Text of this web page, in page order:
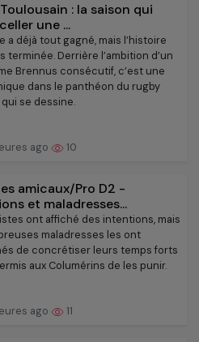
: la saison qui
une ...
a déjà tout gagné, mais l’histoire
terminée. Derrière l’ambition d’un
Brennus consécutif, c’est une
dans le panthéon du rugby
se dessine.
ago 10
amicaux/Pro D2 -
et maladresses...
ont affiché des intentions, mais
maladresses les ont
de concrétiser leurs temps forts
aux Columérins de les punir.
ago 11